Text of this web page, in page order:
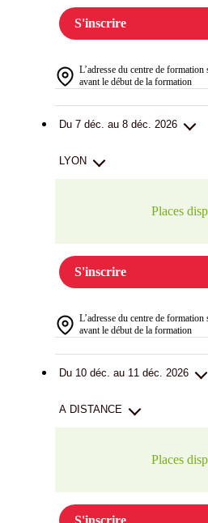
S'inscrire
L’adresse du centre de
avant le début de la formation
Du 7 déc. au 8 déc. 2026
LYON
Places
S'inscrire
L’adresse du centre de
avant le début de la formation
Du 10 déc. au 11 déc. 2026
A DISTANCE
Places
S'inscrire